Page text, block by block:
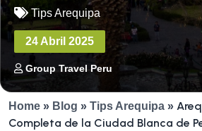
Tips Arequipa
24 Abril 2025
Group Travel Peru
Home » Blog » Tips Arequipa »
Completa de la Ciudad Blanca de